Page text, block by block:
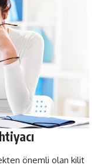
önemli olan kilit